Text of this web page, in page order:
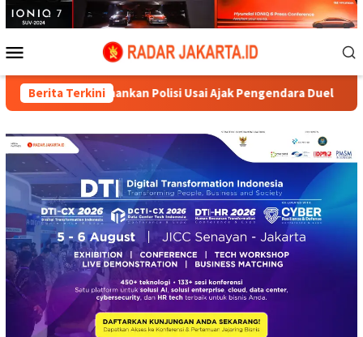
Loncat
ke
Mobile
Berita Terkini
Polisi Usai Ajak Pengendara Duel Karnaval